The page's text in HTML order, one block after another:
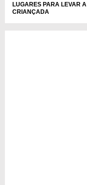
LUGARES PARA LEVAR A
CRIANÇADA